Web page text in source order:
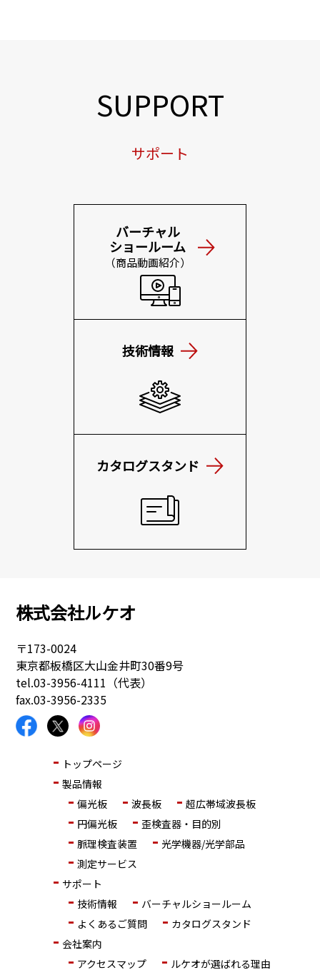
SUPPORT
サポート
バーチャル
ショールーム
（商品動画紹介）
技術情報
カタログスタンド
株式会社ルケオ
〒173-0024
東京都板橋区大山金井町30番9号
tel.03-3956-4111（代表）
fax.03-3956-2335
トップページ
製品情報
偏光板
波長板
超広帯域波長板
円偏光板
歪検査器・目的別
脈理検査装置
光学機器/光学部品
測定サービス
サポート
技術情報
バーチャルショールーム
よくあるご質問
カタログスタンド
会社案内
アクセスマップ
ルケオが選ばれる理由